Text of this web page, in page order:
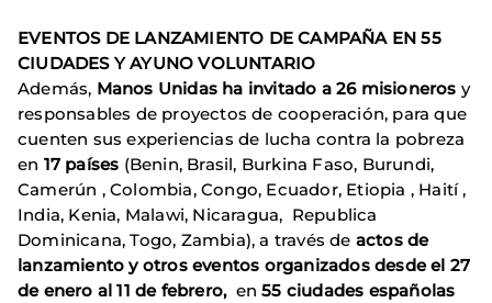
EVENTOS DE LANZAMIENTO DE CAMPAÑA EN 55
CIUDADES Y AYUNO VOLUNTARIO
Además, Manos Unidas ha invitado a 26 misioneros y
responsables de proyectos de cooperación, para que
cuenten sus experiencias de lucha contra la pobreza
en 17 países (Benin, Brasil, Burkina Faso, Burundi,
Camerún , Colombia, Congo, Ecuador, Etiopia , Haití ,
India, Kenia, Malawi, Nicaragua, Republica
Dominicana, Togo, Zambia), a través de actos de
lanzamiento y otros eventos organizados desde el 27
de enero al 11 de febrero, en55 ciudades españolas